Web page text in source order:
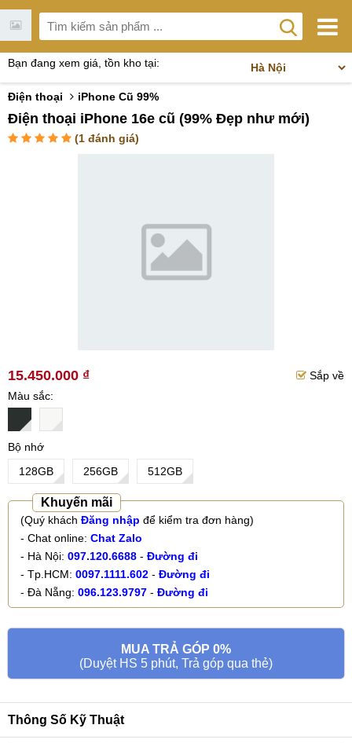
Bạn đang xem giá, tồn kho tại:
Điện thoại iPhone Cũ 99%
Điện thoại iPhone 16e cũ (99% Đẹp như mới)
(1 đánh giá)
15.450.000 ₫
Sắp về
Màu sắc
Bộ nhớ
128GB
256GB 512GB
Khuyến mãi
(Quý khách Đăng nhập để kiểm tra đơn hàng)
- Chat online: Chat Zalo
- Hà Nội: 097.120.6688 - Đường đi
- Tp.HCM: 0097.1111.602 - Đường đi
- Đà Nẵng: 096.123.9797 - Đường đi
MUA TRẢ GÓP 0%
(Duyệt HS 5 phút, Trả góp qua thẻ)
Thông Số Kỹ Thuật